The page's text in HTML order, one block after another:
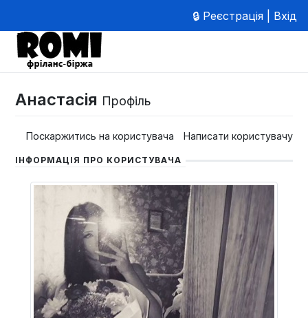
🔒 Реєстрація | Вхід
Анастасія Профіль
Поскаржитись на користувача Написати користувачу
ІНФОРМАЦІЯ ПРО КОРИСТУВАЧА